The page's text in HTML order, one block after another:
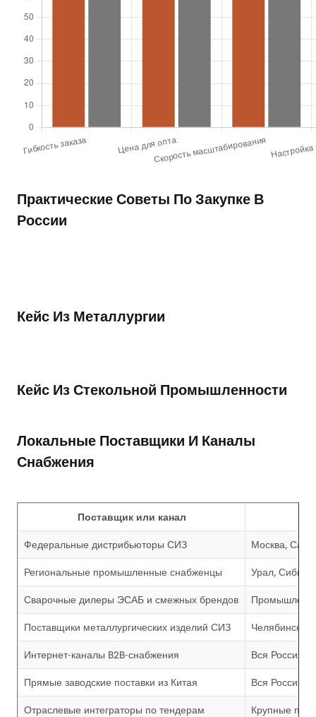
Практические Советы По Закупке В
России
Кейс Из Металлургии
Кейс Из Стекольной Промышленности
Локальные Поставщики И Каналы
Снабжения
Поставщик или канал
Федеральные дистрибьюторы СИЗ Москва,
Региональные промышленные снабженцы Урал,
Сварочные дилеры ЭСАБ и смежных брендов
Поставщики металлургических изделий СИЗ Челябинск,
Интернет-каналы B2B-снабжения Вся Россия
Прямые заводские поставки из Китая Вся Россия
Отраслевые интеграторы по тендерам Крупные